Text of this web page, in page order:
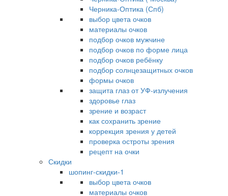
Черника-Оптика (Спб)
выбор цвета очков
материалы очков
подбор очков мужчине
подбор очков по форме лица
подбор очков ребёнку
подбор солнцезащитных очков
формы очков
защита глаз от УФ-излучения
здоровье глаз
зрение и возраст
как сохранить зрение
коррекция зрения у детей
проверка остроты зрения
рецепт на очки
Скидки
шопинг-скидки-1
выбор цвета очков
материалы очков